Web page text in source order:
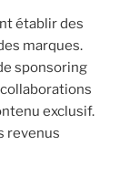
établir des
marques.
sponsoring
exclusif.
revenus